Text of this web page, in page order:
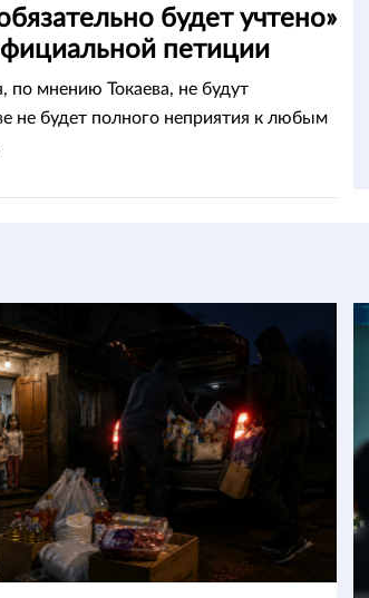
будет учтено»
петиции
по мнению Токаева, не будут
не будет полного неприятия к любым